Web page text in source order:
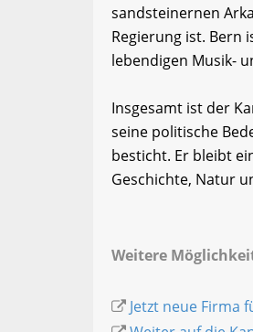
sandsteinernen
Regierung ist. Bern
lebendigen Musik-
Insgesamt ist der
seine politische
besticht. Er bleibt
Geschichte, Natur
Weitere
Jetzt neue Firma